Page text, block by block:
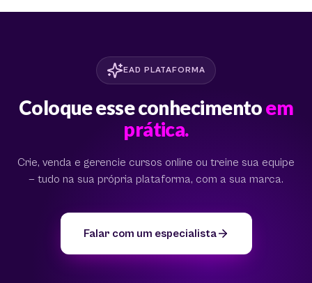
EAD PLATAFORMA
Coloque esse conhecimentoem
prática.
Crie, venda e gerencie cursos online ou treine sua equipe
— tudo na sua própria plataforma, com a sua marca.
Falar com um especialista